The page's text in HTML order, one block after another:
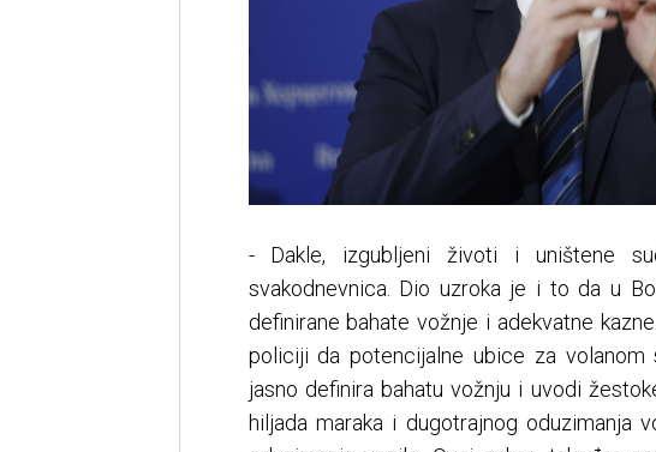
- Dakle, izgubljeni životi i uništene
svakodnevnica. Dio uzroka je i to da u
definirane bahate vožnje i adekvatne
policiji da potencijalne ubice za
jasno definira bahatu vožnju i uvodi
hiljada maraka i dugotrajnog oduzimanja